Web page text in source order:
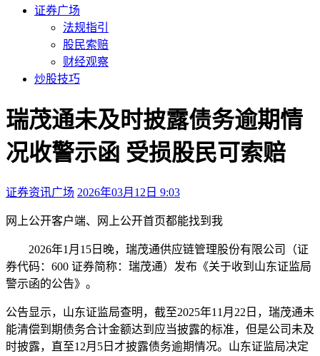
证券广场
法规指引
股民索赔
财经观察
炒股技巧
瑞茂通未及时披露债务逾期情
况收警示函 受损股民可索赔
证券资讯广场 2026年03月12日 9:03
网上公开客户端、 网上公开首页都能找到我
2026年1月15日晚，瑞茂通供应链管理股份有限公司（证
券代码：600 证券简称：瑞茂通）发布《关于收到山东证监局
警示函的公告》。
公告显示，山东证监局查明，截至2025年11月22日，瑞茂通未
能清偿到期债务合计金额达到应当披露的标准，但是公司未及
时披露，直至12月5日才披露债务逾期情况。山东证监局决定